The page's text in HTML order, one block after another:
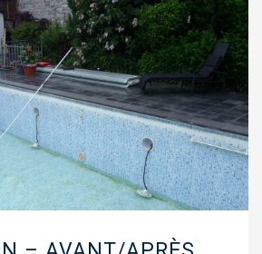
POLYESTER : LES MODÈLES